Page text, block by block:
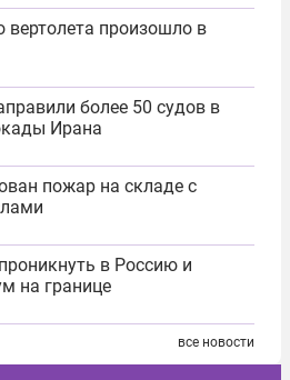
вертолета произошло в
более 50 судов в
Ирана
пожар на складе с
в Россию и
на границе
все новости